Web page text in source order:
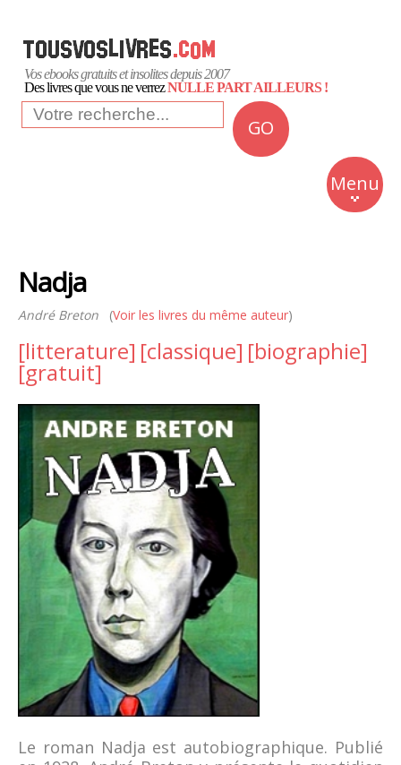
Vos ebooks gratuits et insolites depuis 2007
Des livres que vous ne verrezNULLE PART AILLEURS !
GO
Menu
Insolite
Business
Quotidien
Nadja
André Breton (Voir les livres du même auteur)
[litterature] [classique] [biographie]
[gratuit]
Le roman Nadja est autobiographique. Publié